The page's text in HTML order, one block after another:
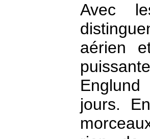
Avec
aérien
jours.